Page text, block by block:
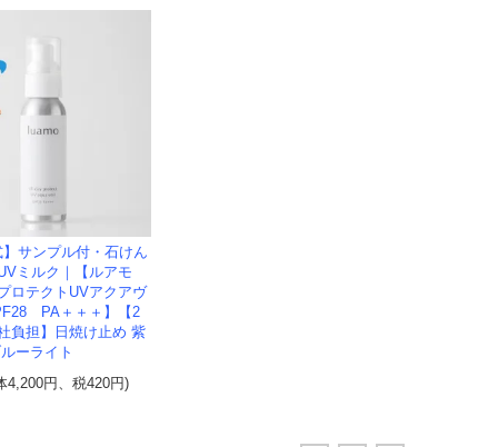
】サンプル付・石けん
ミルク｜【ルアモ
ロテクトUVアクアヴ
PA＋＋＋】【2
負担】日焼け止め 紫
ーライト
4,200円、税420円)